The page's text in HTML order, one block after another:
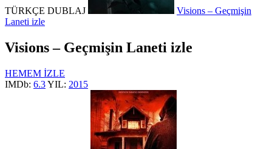
TÜRKÇE DUBLAJ
Visions – Geçmişin
Laneti izle
Visions – Geçmişin Laneti izle
HEMEM İZLE
IMDb: 6.3YIL: 2015